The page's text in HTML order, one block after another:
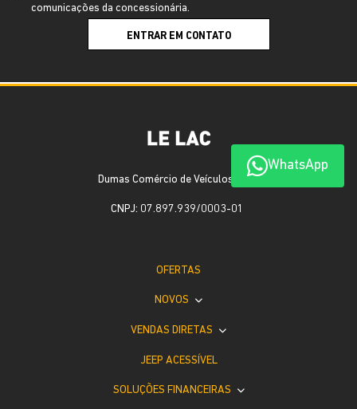
comunicações da concessionária.
ENTRAR EM CONTATO
WhatsApp
Dumas Comércio de Veículos Ltda
CNPJ: 07.897.939/0003-01
OFERTAS
NOVOS
VENDAS DIRETAS
JEEP ACESSÍVEL
SOLUÇÕES FINANCEIRAS